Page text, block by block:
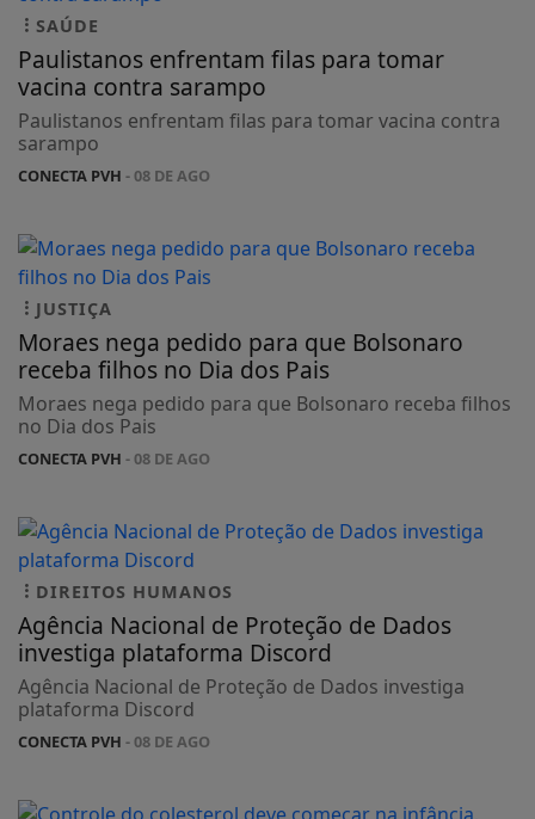
SAÚDE
Paulistanos enfrentam filas para tomar
vacina contra sarampo
Paulistanos enfrentam filas para tomar vacina contra
sarampo
CONECTA PVH - 08 DE AGO
JUSTIÇA
Moraes nega pedido para que Bolsonaro
receba filhos no Dia dos Pais
Moraes nega pedido para que Bolsonaro receba filhos
no Dia dos Pais
CONECTA PVH - 08 DE AGO
DIREITOS HUMANOS
Agência Nacional de Proteção de Dados
investiga plataforma Discord
Agência Nacional de Proteção de Dados investiga
plataforma Discord
CONECTA PVH - 08 DE AGO